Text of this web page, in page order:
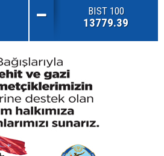
BIST 100
13779.39